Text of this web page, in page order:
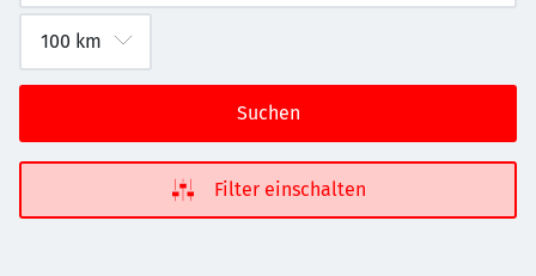
Suchen
Filter einschalten